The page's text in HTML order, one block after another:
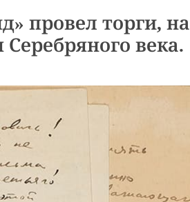
провел торги, на
века.